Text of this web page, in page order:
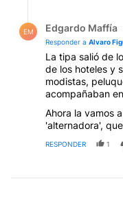
EM Edgardo Maffía
Responder a Alvaro
La tipa salió de
de los hoteles y
modistas,
acompañaban
Ahora la vamos
'alternadora',
RESPONDER 1